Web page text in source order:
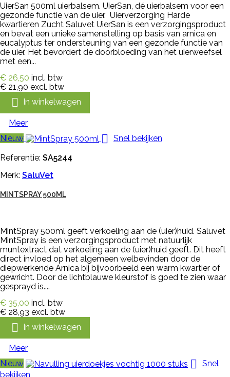
UierSan 500ml uierbalsem. UierSan, dé uierbalsem voor een
gezonde functie van de uier. Uierverzorging Harde
kwartieren Zucht Saluvet UierSan is een verzorgingsproduct
en bevat een unieke samenstelling op basis van arnica en
eucalyptus ter ondersteuning van een gezonde functie van
de uier. Het bevordert de doorbloeding van het uierweefsel
met een...
€ 26,50 incl. btw
€ 21,90 excl. btw
 In winkelwagen
Meer
Nieuw
 Snel bekijken
Referentie: SA5244
Merk: SaluVet
MINTSPRAY 500ML
MintSpray 500ml geeft verkoeling aan de (uier)huid. Saluvet
MintSpray is een verzorgingsproduct met natuurlijk
muntextract dat verkoeling aan de (uier)huid geeft. Dit heeft
direct invloed op het algemeen welbevinden door de
diepwerkende Arnica bij bijvoorbeeld een warm kwartier of
gewricht. Door de lichtblauwe kleurstof is goed te zien waar
gesprayd is....
€ 35,00 incl. btw
€ 28,93 excl. btw
 In winkelwagen
Meer
Nieuw
 Snel
bekijken